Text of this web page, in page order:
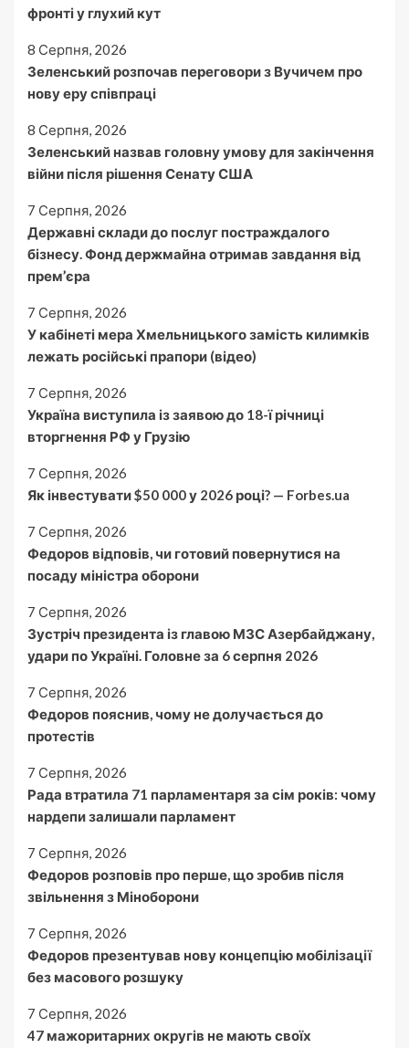
фронті у глухий кут
8 Серпня, 2026
Зеленський розпочав переговори з Вучичем про
нову еру співпраці
8 Серпня, 2026
Зеленський назвав головну умову для закінчення
війни після рішення Сенату США
7 Серпня, 2026
Державні склади до послуг постраждалого
бізнесу. Фонд держмайна отримав завдання від
прем’єра
7 Серпня, 2026
У кабінеті мера Хмельницького замість килимків
лежать російські прапори (відео)
7 Серпня, 2026
Україна виступила із заявою до 18-ї річниці
вторгнення РФ у Грузію
7 Серпня, 2026
Як інвестувати $50 000 у 2026 році? — Forbes.ua
7 Серпня, 2026
Федоров відповів, чи готовий повернутися на
посаду міністра оборони
7 Серпня, 2026
Зустріч президента із главою МЗС Азербайджану,
удари по Україні. Головне за 6 серпня 2026
7 Серпня, 2026
Федоров пояснив, чому не долучається до
протестів
7 Серпня, 2026
Рада втратила 71 парламентаря за сім років: чому
нардепи залишали парламент
7 Серпня, 2026
Федоров розповів про перше, що зробив після
звільнення з Міноборони
7 Серпня, 2026
Федоров презентував нову концепцію мобілізації
без масового розшуку
7 Серпня, 2026
47 мажоритарних округів не мають своїх